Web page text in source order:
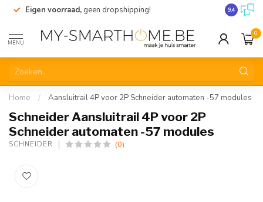
Eigen voorraad, geen dropshipping! 9.4
MENU
0
Home / Aansluitrail 4P voor 2P Schneider automaten -57 modules
Schneider Aansluitrail 4P voor 2P
Schneider automaten -57 modules
SCHNEIDER (0)